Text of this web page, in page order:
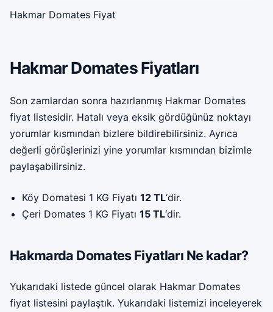
Hakmar Domates Fiyat
Hakmar Domates Fiyatları
Son zamlardan sonra hazırlanmış Hakmar Domates
fiyat listesidir. Hatalı veya eksik gördüğünüz noktayı
yorumlar kısmından bizlere bildirebilirsiniz. Ayrıca
değerli görüşlerinizi yine yorumlar kısmından bizimle
paylaşabilirsiniz.
Köy Domatesi 1 KG Fiyatı 12 TL‘dir.
Çeri Domates 1 KG Fiyatı 15 TL‘dir.
Hakmarda Domates Fiyatları Ne kadar?
Yukarıdaki listede güncel olarak Hakmar Domates
fiyat listesini paylaştık. Yukarıdaki listemizi inceleyerek